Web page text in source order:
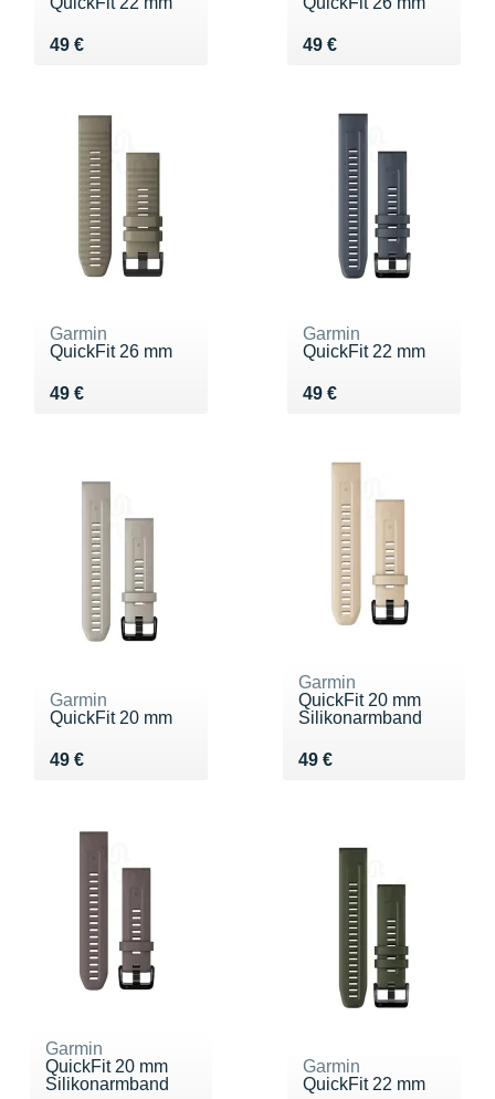
49 €
Vendu 49 € 49 €
Vendu 49 €
Garmin
QuickFit 26 mm
49 €
Vendu 49 €
Garmin
QuickFit 22 mm
49 €
Vendu 49 €
Garmin
QuickFit 20 mm
49 €
Vendu 49 €
Garmin
QuickFit 20 mm
Silikonarmband
49 €
Vendu 49 €
Garmin
QuickFit 20 mm
Silikonarmband
Garmin
QuickFit 22 mm